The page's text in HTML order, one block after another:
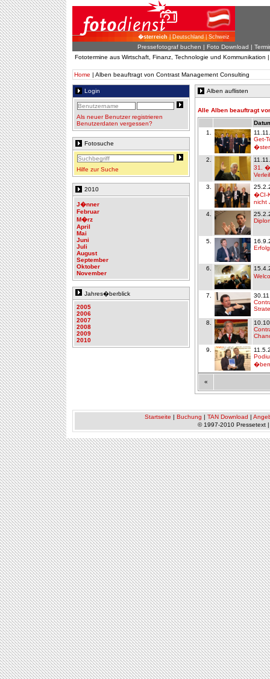
�sterreich| Deutschland | Schweiz
Pressefotograf buchen | Foto Download |
Fototermine aus Wirtschaft, Finanz, Technologie und Kommunikation
Home | Alben beauftragt von Contrast Management Consulting
Login
Als neuer Benutzer registrieren
Benutzerdaten vergessen?
Fotosuche
Hilfe zur Suche
2010
J�nner
Februar
M�rz
April
Mai
Juni
Juli
August
September
Oktober
November
Jahres�berblick
2005
2006
2007
2008
2009
2010
Alben auflisten
Alle Alben beauftragt
1.
Get-
2.
31.
3.
�CI-
nicht
4.
5.
6.
7.
8.
9.
«
Startseite | Buchung | TAN Download |
© 1997-2010 Pressetext